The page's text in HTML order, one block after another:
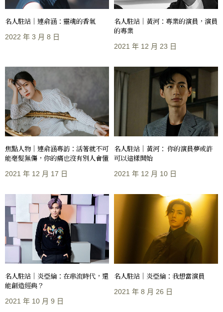
名人駐站｜連俞涵：靈魂的香氣
2022 年 3 月 8 日
名人駐站｜黃河：專業的演員，演員
的專業
2021 年 12 月 23 日
焦點人物｜連俞涵專訪：活著就不可
能毫髮無傷，你的痛也沒有別人會懂
2021 年 12 月 17 日
名人駐站｜黃河： 你的演員夢或許
可以這樣開始
2021 年 12 月 10 日
名人駐站｜炎亞綸：在串流時代，還
能創造經典？
2021 年 10 月 9 日
名人駐站｜炎亞綸：我想當演員
2021 年 8 月 26 日